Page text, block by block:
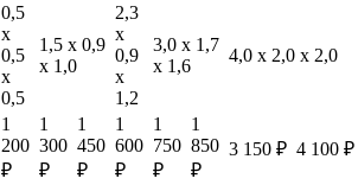
0,5
х
0,5
х
0,5
1,5 х 0,9
х 1,0
2,3
х
0,9
х
1,2
3,0 х 1,7
х 1,6
4,0 х 2,0 х 2,0
1
200
₽
1
300
₽
1
450
₽
1
600
₽
1
750
₽
1
850
₽
3 150 ₽ 4 100 ₽